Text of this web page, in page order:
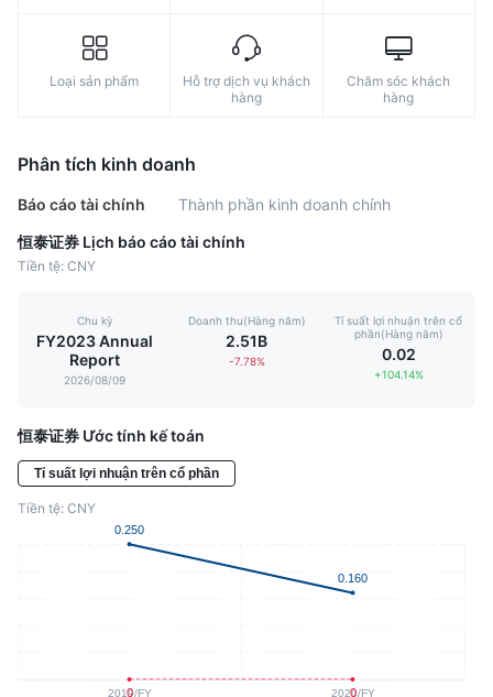
Loại sản phẩm
Hỗ trợ dịch vụ khách
hàng
Chăm sóc khách
hàng
Phân tích kinh doanh
Báo cáo tài chính
Thành phần kinh doanh chính
恒泰证券 Lịch báo cáo tài chính
Tiền tệ: CNY
Chu kỳ
FY2023 Annual
Report
2026/08/09
Doanh thu(Hàng năm)
2.51B
-7.78%
Tỉ suất lợi nhuận trên cổ
phần(Hàng năm)
0.02
+104.14%
恒泰证券 Ước tính kế toán
Tỉ suất lợi nhuận trên cổ phần
Tiền tệ: CNY